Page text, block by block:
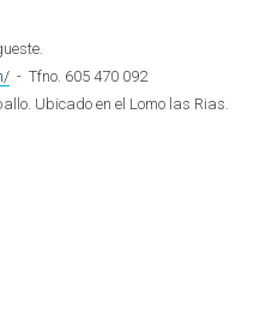
- Tfno. 605 470 092
Ubicado en el Lomo las Rias.